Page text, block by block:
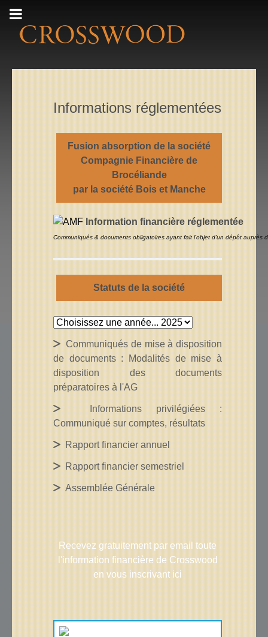
Informations réglementées
Fusion absorption de la société
Compagnie Financière de
Brocéliande
par la société Bois et Manche
Information financière réglementée
Communiqués & documents obligatoires ayant fait l'objet d'un dépôt auprès
Statuts de la société
Communiqués de mise à disposition
de documents : Modalités de mise à
disposition des documents
préparatoires à l'AG
Informations privilégiées :
Communiqué sur comptes, résultats
Rapport financier annuel
Rapport financier semestriel
Assemblée Générale
Recevez gratuitement par email toute
l'information financière de Crosswood
en vous inscrivant ici